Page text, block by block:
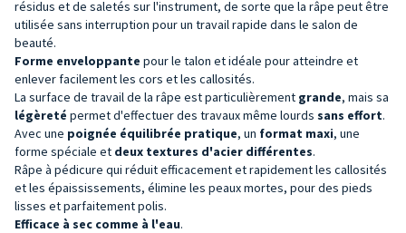
résidus et de saletés sur l'instrument, de sorte que la râpe peut être
utilisée sans interruption pour un travail rapide dans le salon de
beauté.
Forme enveloppante pour le talon et idéale pour atteindre et
enlever facilement les cors et les callosités.
La surface de travail de la râpe est particulièrement grande, mais sa
légèreté permet d'effectuer des travaux même lourds sans effort.
Avec une poignée équilibrée pratique, un format maxi, une
forme spéciale et deux textures d'acier différentes.
Râpe à pédicure qui réduit efficacement et rapidement les callosités
et les épaississements, élimine les peaux mortes, pour des pieds
lisses et parfaitement polis.
Efficace à sec comme à l'eau.